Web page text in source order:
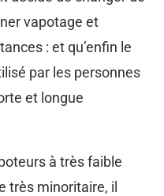
vapotage et
: et qu’enfin le
par les personnes
et longue
à très faible
très minoritaire, il